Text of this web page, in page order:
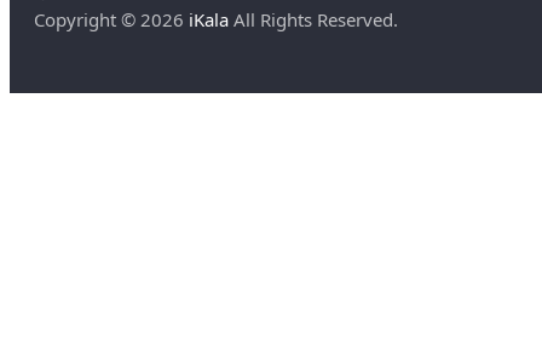
Copyright © 2026 iKala All Rights Reserved.